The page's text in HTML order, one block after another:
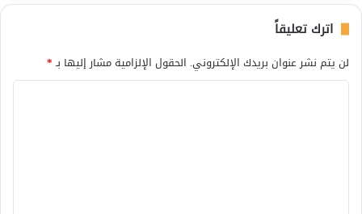
اترك تعليقاً
لن يتم نشر عنوان بريدك الإلكتروني. الحقول الإلزامية مشار إليها بـ*